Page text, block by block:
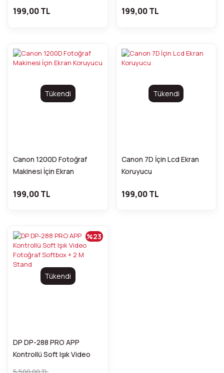
199,00 TL 199,00 TL
Tükendi
Canon 1200D Fotoğraf
Makinesi İçin Ekran
199,00 TL
Tükendi
Canon 7D İçin Lcd Ekran
Koruyucu
199,00 TL
Tükendi
DP DP-288 PRO APP
Kontrollü Soft Işık Video
%23